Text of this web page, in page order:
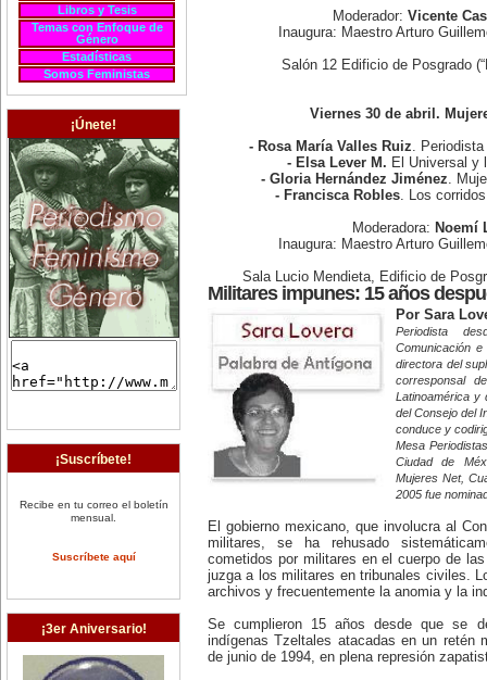
Libros y Tesis
Temas con Enfoque de
Género
Estadísticas
Somos Feministas
¡Únete!
¡Suscríbete!
Recibe en tu correo el boletín
mensual.
Suscríbete aquí
¡3er Aniversario!
Moderador: Vicente
Inaugura: Maestro Arturo
Salón 12 Edificio de Posgrado
Viernes 30 de abril.
- Rosa María Valles Ruiz .
- Elsa Lever M. El Universal y
- Gloria Hernández Jiménez .
- Francisca Robles . Los
Moderadora: Noemí
Inaugura: Maestro Arturo
Sala Lucio Mendieta, Edificio de
Militares impunes: 15 años
Por Sara
Periodista
Comunicación
directora del
corresponsal
Latinoamérica y
del Consejo del
conduce y
Mesa
Ciudad de
Mujeres Net,
2005 fue
El gobierno mexicano, que involucra al
militares, se ha rehusado
cometidos por militares en el cuerpo de
juzga a los militares en tribunales civiles.
archivos y frecuentemente la anomia y la
Se cumplieron 15 años desde que se
indígenas Tzeltales atacadas en un retén
de junio de 1994, en plena represión